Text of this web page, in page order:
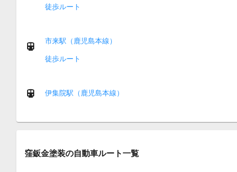
徒歩ルート
市来駅（鹿児島本線）
徒歩ルート
伊集院駅（鹿児島本線）
窪鈑金塗装の自動車ルート一覧